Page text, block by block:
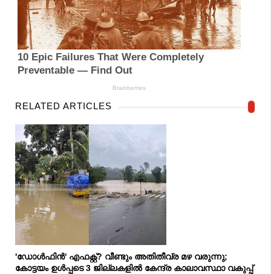
RELATED ARTICLES
'ഡോൾഫിൻ' എഫക്റ്റ്? വീണ്ടും അതിതീവ്ര മഴ വരുന്നു;
കോട്ടയം ഉൾപ്പടെ 3 ജില്ലകളിൽ കേന്ദ്ര കാലാവസ്ഥാ വകുപ്പ്